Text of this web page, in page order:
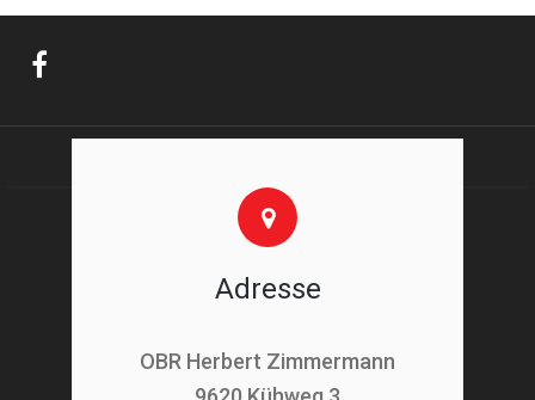
Adresse
OBR Herbert Zimmermann